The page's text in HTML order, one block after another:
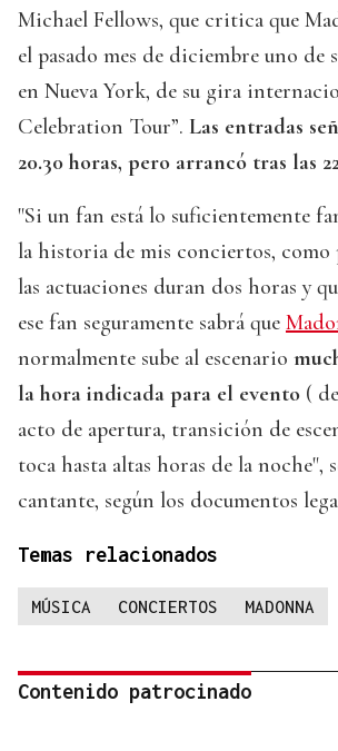
Michael Fellows, que critica que
el pasado mes de diciembre uno de
en Nueva York, de su gira
Celebration Tour”. Las entradas
20.30 horas, pero arrancó tras las
"Si un fan está lo suficientemente
la historia de mis conciertos, como
las actuaciones duran dos horas y
ese fan seguramente sabrá que
normalmente sube al escenario
la hora indicada para el evento (
acto de apertura, transición de
toca hasta altas horas de la noche",
cantante, según los documentos
Temas relacionados
MÚSICA CONCIERTOS MADONNA
Contenido patrocinado